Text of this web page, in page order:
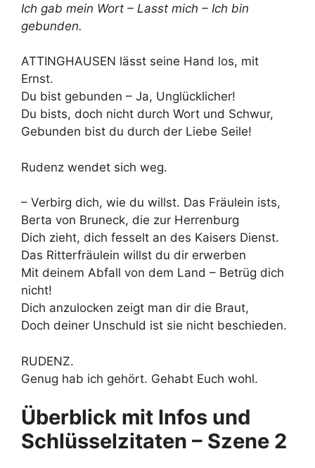
Ich gab mein Wort – Lasst mich – Ich bin
gebunden.
ATTINGHAUSEN lässt seine Hand los, mit
Ernst.
Du bist gebunden – Ja, Unglücklicher!
Du bists, doch nicht durch Wort und Schwur,
Gebunden bist du durch der Liebe Seile!
Rudenz wendet sich weg.
– Verbirg dich, wie du willst. Das Fräulein ists,
Berta von Bruneck, die zur Herrenburg
Dich zieht, dich fesselt an des Kaisers Dienst.
Das Ritterfräulein willst du dir erwerben
Mit deinem Abfall von dem Land – Betrüg dich
nicht!
Dich anzulocken zeigt man dir die Braut,
Doch deiner Unschuld ist sie nicht beschieden.
RUDENZ.
Genug hab ich gehört. Gehabt Euch wohl.
Überblick mit Infos und
Schlüsselzitaten – Szene 2